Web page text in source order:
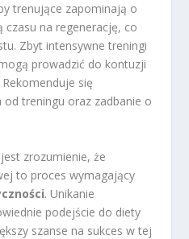
trenujące zapominają o
na regenerację, co
Zbyt intensywne treningi
prowadzić do kontuzji
się
treningu oraz zadbanie o
zrozumienie, że
to proces wymagający
. Unikanie
podejście do diety
szanse na sukces w tej